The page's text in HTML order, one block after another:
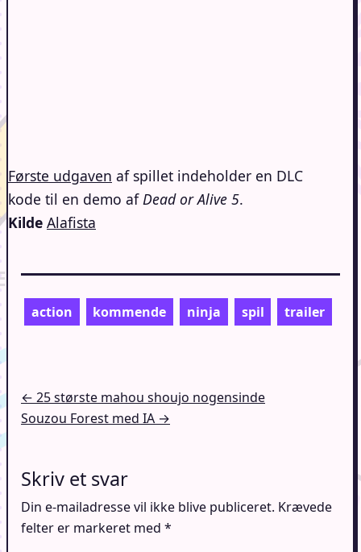
Første udgaven af spillet indeholder en DLC
kode til en demo afDead or Alive 5.
Kilde Alafista
action kommende ninja spil trailer
Indlægsnavigation
← 25 største mahou shoujo nogensinde
Souzou Forest med IA →
Skriv et svar
Din e-mailadresse vil ikke blive publiceret. Krævede
felter er markeret med *